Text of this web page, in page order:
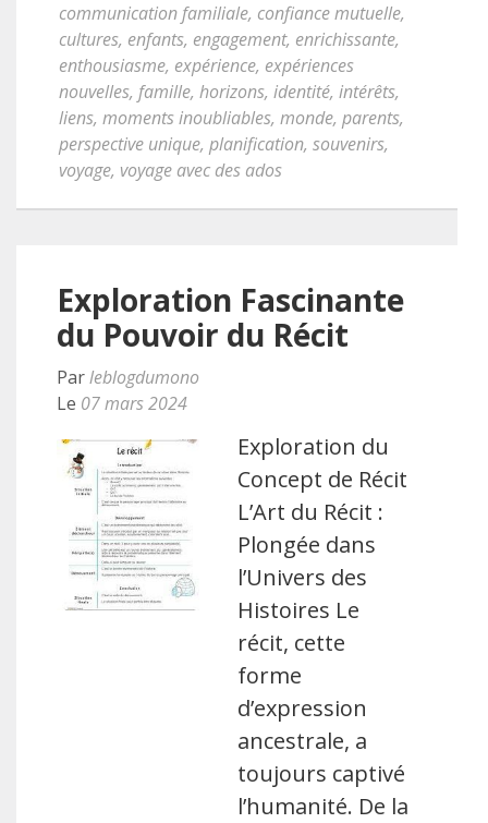
communication familiale, confiance mutuelle,
cultures, enfants, engagement, enrichissante,
enthousiasme, expérience, expériences
nouvelles, famille, horizons, identité, intérêts,
liens, moments inoubliables, monde, parents,
perspective unique, planification, souvenirs,
voyage, voyage avec des ados
Exploration Fascinante
du Pouvoir du Récit
Parleblogdumono
Le 07 mars 2024
Exploration du
Concept de Récit
L’Art du Récit :
Plongée dans
l’Univers des
Histoires Le
récit, cette
forme
d’expression
ancestrale, a
toujours captivé
l’humanité. De la